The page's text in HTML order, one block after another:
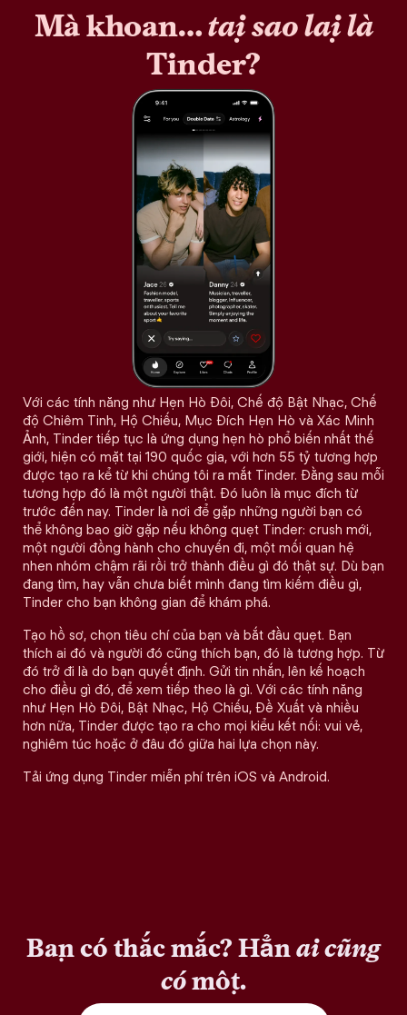
Mà khoan…tại sao lại là
Tinder?
Với các tính năng như Hẹn Hò Đôi, Chế độ Bật Nhạc, Chế
độ Chiêm Tinh, Hộ Chiếu, Mục Đích Hẹn Hò và Xác Minh
Ảnh, Tinder tiếp tục là ứng dụng hẹn hò phổ biến nhất thế
giới, hiện có mặt tại 190 quốc gia, với hơn 55 tỷ tương hợp
được tạo ra kể từ khi chúng tôi ra mắt Tinder. Đằng sau mỗi
tương hợp đó là một người thật. Đó luôn là mục đích từ
trước đến nay. Tinder là nơi để gặp những người bạn có
thể không bao giờ gặp nếu không quẹt Tinder: crush mới,
một người đồng hành cho chuyến đi, một mối quan hệ
nhen nhóm chậm rãi rồi trở thành điều gì đó thật sự. Dù bạn
đang tìm, hay vẫn chưa biết mình đang tìm kiếm điều gì,
Tinder cho bạn không gian để khám phá.
Tạo hồ sơ, chọn tiêu chí của bạn và bắt đầu quẹt. Bạn
thích ai đó và người đó cũng thích bạn, đó là tương hợp. Từ
đó trở đi là do bạn quyết định. Gửi tin nhắn, lên kế hoạch
cho điều gì đó, để xem tiếp theo là gì. Với các tính năng
như Hẹn Hò Đôi, Bật Nhạc, Hộ Chiếu, Đề Xuất và nhiều
hơn nữa, Tinder được tạo ra cho mọi kiểu kết nối: vui vẻ,
nghiêm túc hoặc ở đâu đó giữa hai lựa chọn này.
Tải ứng dụng Tinder miễn phí trên iOS và Android.
Bạn có thắc mắc? Hẳnai cũng
cómột.